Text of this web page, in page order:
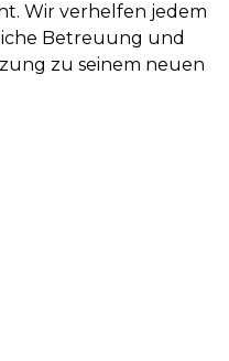
Wir verhelfen jedem
Betreuung und
zu seinem neuen